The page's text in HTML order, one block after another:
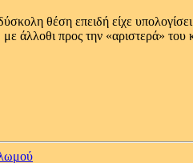
θέση επειδή είχε
άλλοθι προς την «αριστερά»